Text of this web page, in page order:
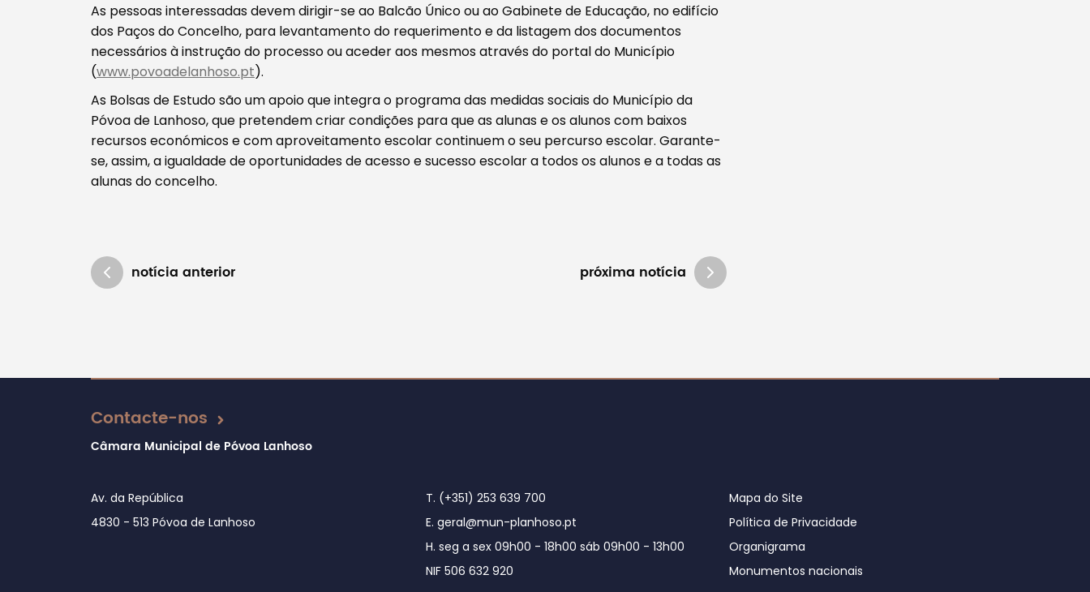
Filtros
As pessoas interessadas devem dirigir-se ao Balcão Único ou ao Gabinete de Educação, no edifício
dos Paços do Concelho, para levantamento do requerimento e da listagem dos documentos
necessários à instrução do processo ou aceder aos mesmos através do portal do Município
(www.povoadelanhoso.pt).
As Bolsas de Estudo são um apoio que integra o programa das medidas sociais do Município da
Póvoa de Lanhoso, que pretendem criar condições para que as alunas e os alunos com baixos
recursos económicos e com aproveitamento escolar continuem o seu percurso escolar. Garante-
se, assim, a igualdade de oportunidades de acesso e sucesso escolar a todos os alunos e a todas as
alunas do concelho.
notícia anterior próxima notícia
Atualizado em 09/09/2019
Contacte-nos
Câmara Municipal de Póvoa Lanhoso
Av. da República
4830 - 513 Póvoa de Lanhoso
T. (+351) 253 639 700
E. geral@mun-planhoso.pt
H. seg a sex 09h00 - 18h00 sáb 09h00 - 13h00
NIF 506 632 920
Mapa do Site
Política de Privacidade
Organigrama
Monumentos nacionais